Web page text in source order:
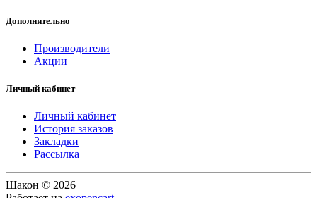
Дополнительно
Производители
Акции
Личный кабинет
Личный кабинет
История заказов
Закладки
Рассылка
Шакон © 2026